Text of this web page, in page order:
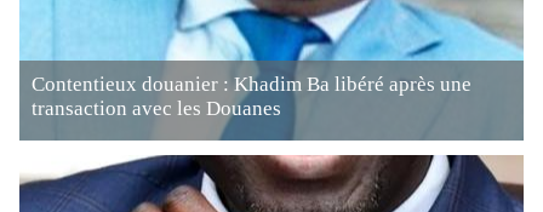
Contentieux douanier : Khadim Ba libéré après une
transaction avec les Douanes